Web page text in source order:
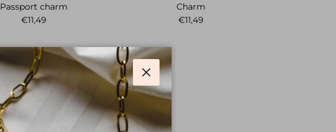
Passport charm
Normaler Preis
€11,49
Charm
Normaler Preis
€11,49
Schließen